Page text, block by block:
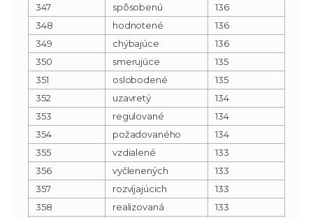
347
spôsobenú
136
348
hodnotené
136
349
chýbajúce
136
350
smerujúce
135
351
oslobodené
135
352
uzavretý
134
353
regulované
134
354
požadovaného
134
355
vzdialené
133
356
vyčlenených
133
357
rozvíjajúcich
133
358
realizovaná
133